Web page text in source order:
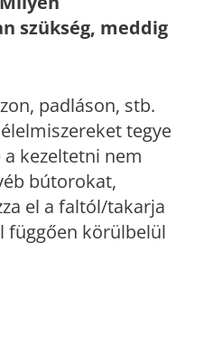
szükség, meddig
padláson, stb.
tegye
kezeltetni nem
bútorokat,
el a faltól/takarja
függően körülbelül